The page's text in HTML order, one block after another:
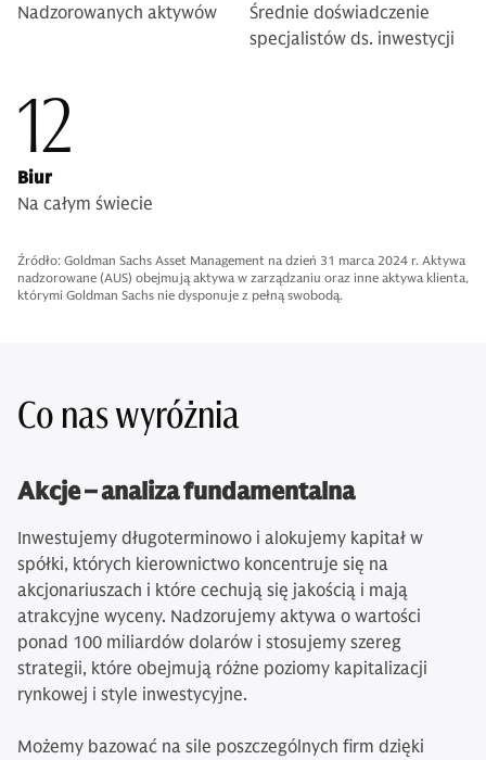
Nadzorowanych aktywów
Średnie doświadczenie
specjalistów ds. inwestycji
12
Biur
Na całym świecie
Źródło: Goldman Sachs Asset Management na dzień 31 marca 2024 r. Aktywa
nadzorowane (AUS) obejmują aktywa w zarządzaniu oraz inne aktywa klienta,
którymi Goldman Sachs nie dysponuje z pełną swobodą.
Co nas wyróżnia
Akcje – analiza fundamentalna
Inwestujemy długoterminowo i alokujemy kapitał w
spółki, których kierownictwo koncentruje się na
akcjonariuszach i które cechują się jakością i mają
atrakcyjne wyceny. Nadzorujemy aktywa o wartości
ponad 100 miliardów dolarów i stosujemy szereg
strategii, które obejmują różne poziomy kapitalizacji
rynkowej i style inwestycyjne.
Możemy bazować na sile poszczególnych firm dzięki